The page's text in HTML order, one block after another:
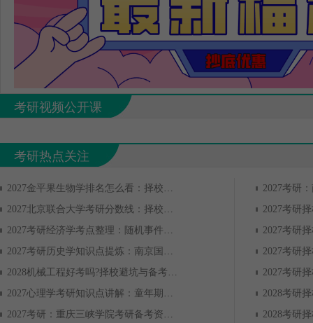
考研视频公开课
考研热点关注
2027金平果生物学排名怎么看：择校与备考全攻略
2027北京联合大学考研分数线：择校与备考全攻略
2027考研经济学考点整理：随机事件与概率
2027考研历史学知识点提炼：南京国民政府的建立及其内政、
2028机械工程好考吗?择校避坑与备考规划
2027心理学考研知识点讲解：童年期儿童的学习
2027考研：重庆三峡学院考研备考资料获取与使用指南